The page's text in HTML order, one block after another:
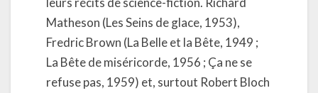
Matheson (Les Seins de glace, 1953),
Fredric Brown (La Belle et la Bête, 1949 ;
La Bête de miséricorde, 1956 ; Ça ne se
refuse pas, 1959) et, surtout Robert Bloch